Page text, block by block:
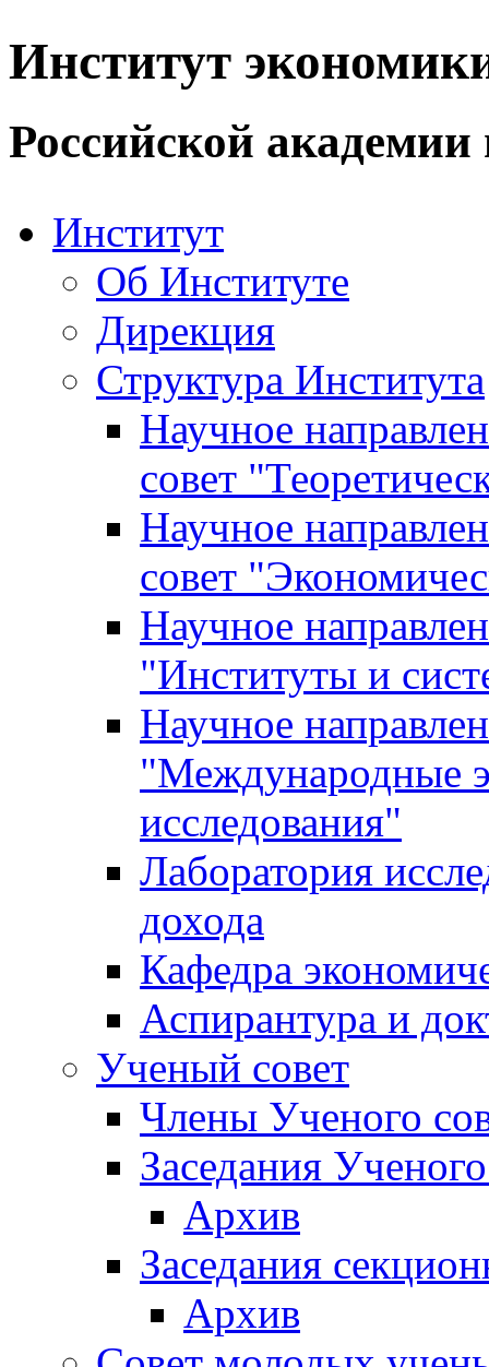
Институт
Российской академии
Институт
Об Институте
Дирекция
Структура Института
Научное
совет
Научное
совет
Научное
"Институты и
Научное
"Международные
исследования"
Лаборатория
дохода
Кафедра
Аспирантура и
Ученый совет
Члены Ученого
Заседания
Архив
Заседания
Архив